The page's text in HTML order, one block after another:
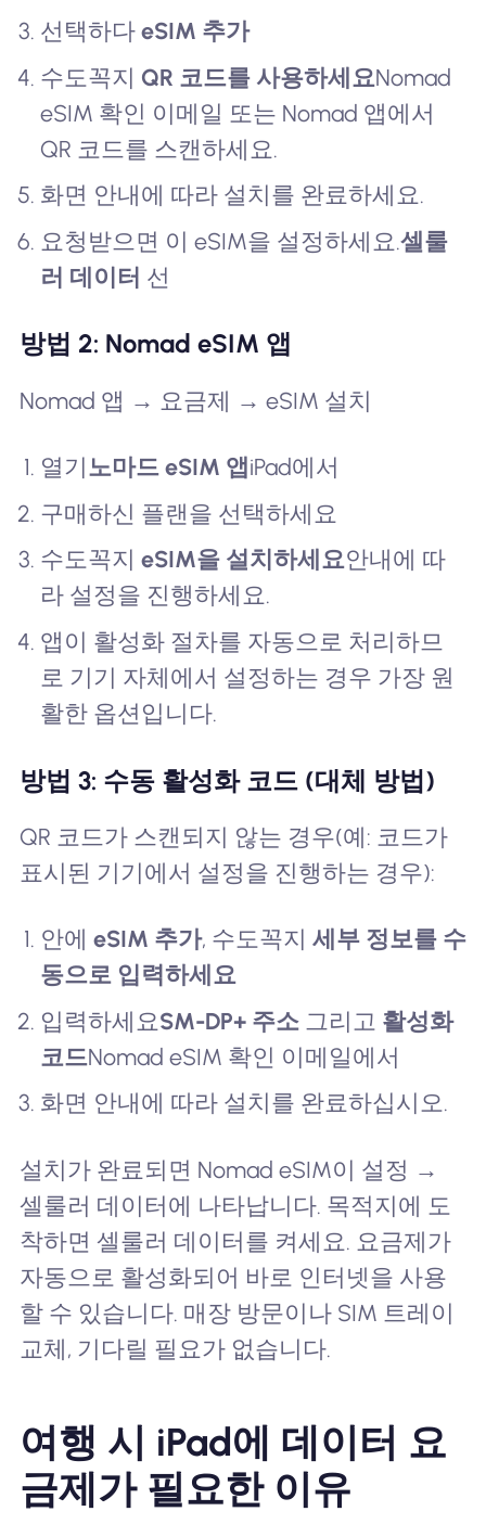
선택하다eSIM 추가
수도꼭지 QR 코드를 사용하세요Nomad
eSIM 확인 이메일 또는 Nomad 앱에서
QR 코드를 스캔하세요.
화면 안내에 따라 설치를 완료하세요.
요청받으면 이 eSIM을 설정하세요.셀룰
러 데이터 선
방법 2: Nomad eSIM 앱
Nomad 앱 → 요금제 → eSIM 설치
열기노마드 eSIM 앱 iPad에서
구매하신 플랜을 선택하세요
수도꼭지eSIM을 설치하세요안내에 따
라 설정을 진행하세요.
앱이 활성화 절차를 자동으로 처리하므
로 기기 자체에서 설정하는 경우 가장 원
활한 옵션입니다.
방법 3: 수동 활성화 코드 (대체 방법)
QR 코드가 스캔되지 않는 경우(예: 코드가
표시된 기기에서 설정을 진행하는 경우):
안에eSIM 추가, 수도꼭지세부 정보를 수
동으로 입력하세요
입력하세요SM-DP+ 주소 그리고 활성화
코드Nomad eSIM 확인 이메일에서
화면 안내에 따라 설치를 완료하십시오.
설치가 완료되면 Nomad eSIM이 설정 →
셀룰러 데이터에 나타납니다. 목적지에 도
착하면 셀룰러 데이터를 켜세요. 요금제가
자동으로 활성화되어 바로 인터넷을 사용
할 수 있습니다. 매장 방문이나 SIM 트레이
교체, 기다릴 필요가 없습니다.
여행 시 iPad에 데이터 요
금제가 필요한 이유